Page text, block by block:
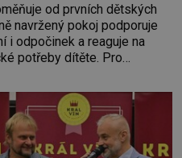
od prvních dětských
navržený pokoj podporuje
i odpočinek a reaguje na
potřeby dítěte. Pro
klidně a útulně.